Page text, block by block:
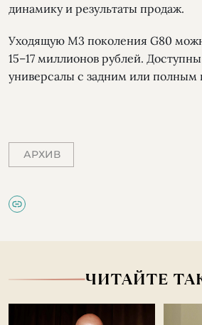
динамику и результаты продаж.
Уходящую М3 поколения G80
15–17 миллионов рублей.
универсалы с задним или полным
АРХИВ
ЧИТАЙТЕ